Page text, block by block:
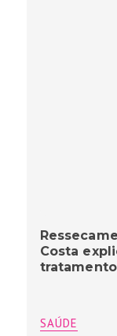
Costa
SAÚDE